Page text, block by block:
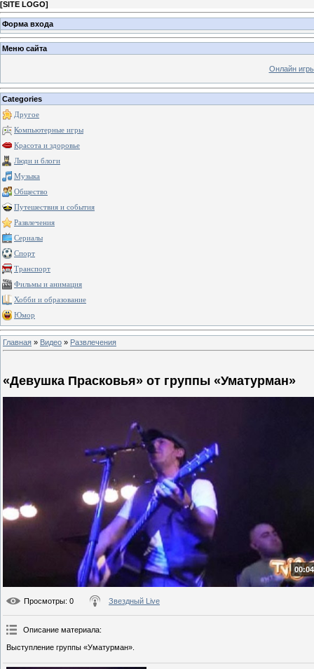
[SITE LOGO]
Форма входа
Меню сайта
Онлайн
Categories
Другое
Компьютерные игры
Красота и здоровье
Люди и блоги
Музыка
Общество
Путешествия и события
Развлечения
Сериалы
Спорт
Транспорт
Фильмы и анимация
Хобби и образование
Юмор
Главная » Видео » Развлечения
«Девушка Прасковья» от группы «Уматурман»
Просмотры: 0 Звездный Live
Описание материала:
Выступление группы «Уматурман».